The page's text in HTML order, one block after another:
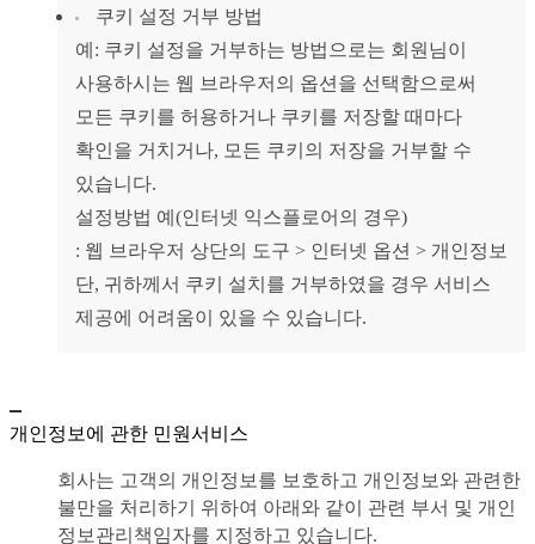
쿠키 설정 거부 방법
예: 쿠키 설정을 거부하는 방법으로는 회원님이
사용하시는 웹 브라우저의 옵션을 선택함으로써
모든 쿠키를 허용하거나 쿠키를 저장할 때마다
확인을 거치거나, 모든 쿠키의 저장을 거부할 수
있습니다.
설정방법 예(인터넷 익스플로어의 경우)
: 웹 브라우저 상단의 도구 > 인터넷 옵션 > 개인정보
단, 귀하께서 쿠키 설치를 거부하였을 경우 서비스
제공에 어려움이 있을 수 있습니다.
개인정보에 관한 민원서비스
회사는 고객의 개인정보를 보호하고 개인정보와 관련한
불만을 처리하기 위하여 아래와 같이 관련 부서 및 개인
정보관리책임자를 지정하고 있습니다.